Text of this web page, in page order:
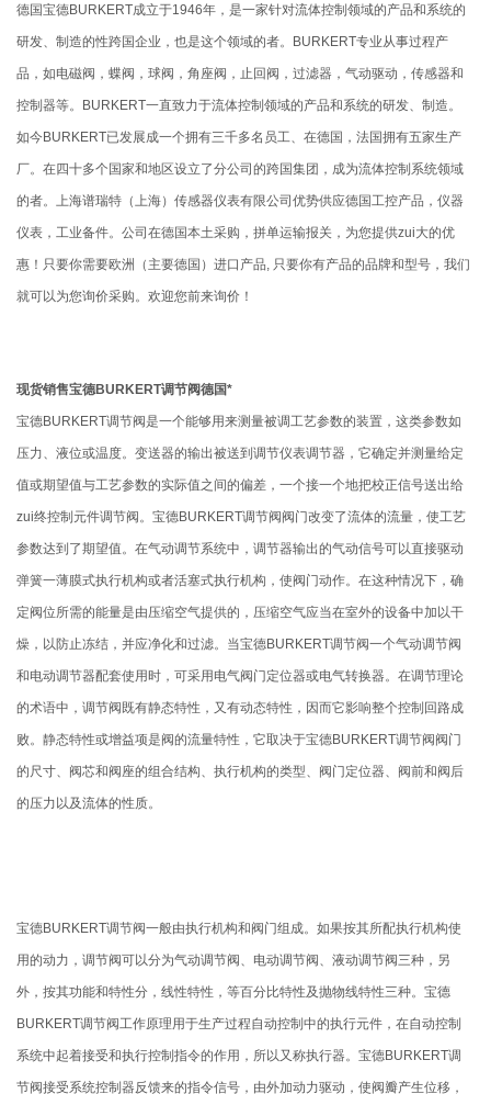
德国宝德BURKERT成立于1946年，是一家针对流体控制领域的产品和系统的
研发、制造的性跨国企业，也是这个领域的者。BURKERT专业从事过程产
品，如电磁阀，蝶阀，球阀，角座阀，止回阀，过滤器，气动驱动，传感器和
控制器等。BURKERT一直致力于流体控制领域的产品和系统的研发、制造。
如今BURKERT已发展成一个拥有三千多名员工、在德国，法国拥有五家生产
厂。在四十多个国家和地区设立了分公司的跨国集团，成为流体控制系统领域
的者。上海谱瑞特（上海）传感器仪表有限公司优势供应德国工控产品，仪器
仪表，工业备件。公司在德国本土采购，拼单运输报关，为您提供zui大的优
惠！只要你需要欧洲（主要德国）进口产品, 只要你有产品的品牌和型号，我们
就可以为您询价采购。欢迎您前来询价！
现货销售宝德BURKERT调节阀德国*
宝德BURKERT调节阀是一个能够用来测量被调工艺参数的装置，这类参数如
压力、液位或温度。变送器的输出被送到调节仪表调节器，它确定并测量给定
值或期望值与工艺参数的实际值之间的偏差，一个接一个地把校正信号送出给
zui终控制元件调节阀。宝德BURKERT调节阀阀门改变了流体的流量，使工艺
参数达到了期望值。在气动调节系统中，调节器输出的气动信号可以直接驱动
弹簧一薄膜式执行机构或者活塞式执行机构，使阀门动作。在这种情况下，确
定阀位所需的能量是由压缩空气提供的，压缩空气应当在室外的设备中加以干
燥，以防止冻结，并应净化和过滤。当宝德BURKERT调节阀一个气动调节阀
和电动调节器配套使用时，可采用电气阀门定位器或电气转换器。在调节理论
的术语中，调节阀既有静态特性，又有动态特性，因而它影响整个控制回路成
败。静态特性或增益项是阀的流量特性，它取决于宝德BURKERT调节阀阀门
的尺寸、阀芯和阀座的组合结构、执行机构的类型、阀门定位器、阀前和阀后
的压力以及流体的性质。
宝德BURKERT调节阀一般由执行机构和阀门组成。如果按其所配执行机构使
用的动力，调节阀可以分为气动调节阀、电动调节阀、液动调节阀三种，另
外，按其功能和特性分，线性特性，等百分比特性及抛物线特性三种。宝德
BURKERT调节阀工作原理用于生产过程自动控制中的执行元件，在自动控制
系统中起着接受和执行控制指令的作用，所以又称执行器。宝德BURKERT调
节阀接受系统控制器反馈来的指令信号，由外加动力驱动，使阀瓣产生位移，